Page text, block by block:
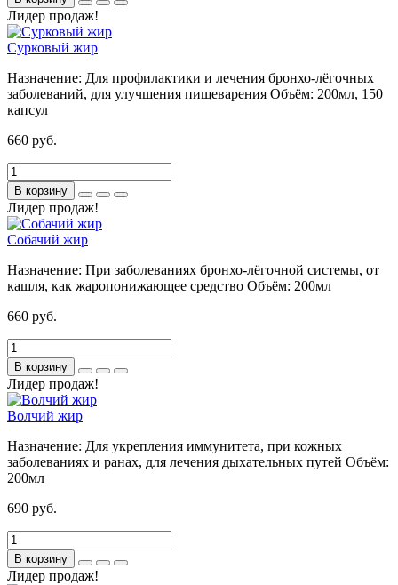
Лидер продаж!
Сурковый жир
Назначение: Для профилактики и лечения бронхо-лёгочных
заболеваний, для улучшения пищеварения Объём: 200мл, 150
капсул
660 руб.
В корзину
Лидер продаж!
Собачий жир
Назначение: При заболеваниях бронхо-лёгочной системы, от
кашля, как жаропонижающее средство Объём: 200мл
660 руб.
В корзину
Лидер продаж!
Волчий жир
Назначение: Для укрепления иммунитета, при кожных
заболеваниях и ранах, для лечения дыхательных путей Объём:
200мл
690 руб.
В корзину
Лидер продаж!